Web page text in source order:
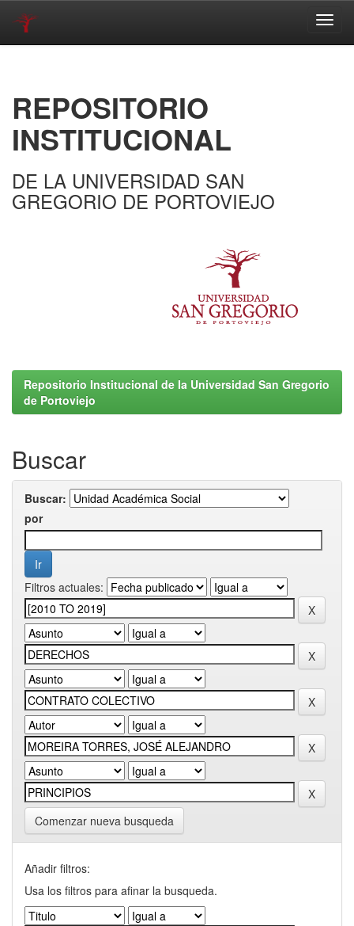
REPOSITORIO
INSTITUCIONAL
DE LA UNIVERSIDAD SAN
GREGORIO DE PORTOVIEJO
Repositorio Institucional de la Universidad San Gregorio
de Portoviejo
Buscar
Buscar:
por
Filtros actuales:
Comenzar nueva busqueda
Añadir filtros:
Usa los filtros para afinar la busqueda.